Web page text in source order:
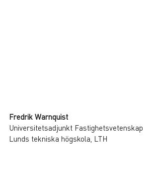
Fredrik Warnquist
Universitetsadjunkt Fastighetsvetenskap
Lunds tekniska högskola, LTH